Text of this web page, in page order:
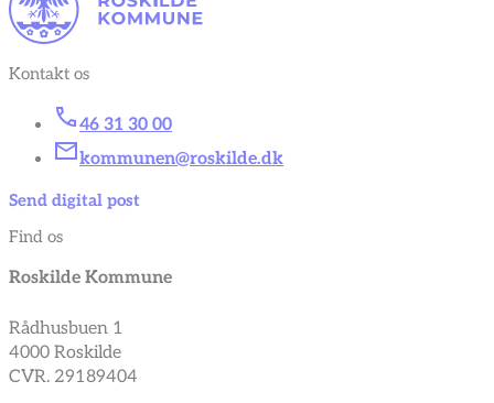
Kontakt os
46 31 30 00
kommunen@roskilde.dk
Send digital post
Find os
Roskilde Kommune
Rådhusbuen 1
4000 Roskilde
CVR. 29189404